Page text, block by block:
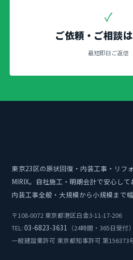
✓
ご依頼・ご相談
最短即日ご返信
東京23区の原状回復・内装工事・リフ
MIRIX。自社施工・明朗会計で安心して
内装工事全般・大規模から小規模まで
〒108-0072 東京都港区白金3-11-17-206
TEL: 03-6823-3631
（24時間・365日受付）
一般建設業許可 東京都知事許可 第156373